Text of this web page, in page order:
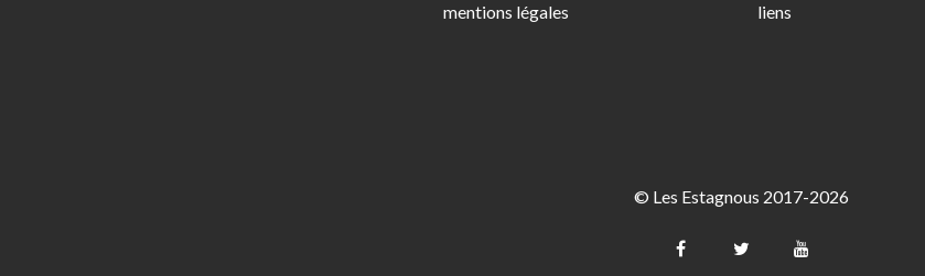
mentions légales
liens
© Les Estagnous 2017-2026